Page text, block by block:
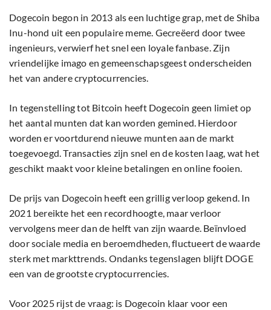
Dogecoin begon in 2013 als een luchtige grap, met de Shiba
Inu-hond uit een populaire meme. Gecreëerd door twee
ingenieurs, verwierf het snel een loyale fanbase. Zijn
vriendelijke imago en gemeenschapsgeest onderscheiden
het van andere cryptocurrencies.
In tegenstelling tot Bitcoin heeft Dogecoin geen limiet op
het aantal munten dat kan worden gemined. Hierdoor
worden er voortdurend nieuwe munten aan de markt
toegevoegd. Transacties zijn snel en de kosten laag, wat het
geschikt maakt voor kleine betalingen en online fooien.
De prijs van Dogecoin heeft een grillig verloop gekend. In
2021 bereikte het een recordhoogte, maar verloor
vervolgens meer dan de helft van zijn waarde. Beïnvloed
door sociale media en beroemdheden, fluctueert de waarde
sterk met markttrends. Ondanks tegenslagen blijft DOGE
een van de grootste cryptocurrencies.
Voor 2025 rijst de vraag: is Dogecoin klaar voor een